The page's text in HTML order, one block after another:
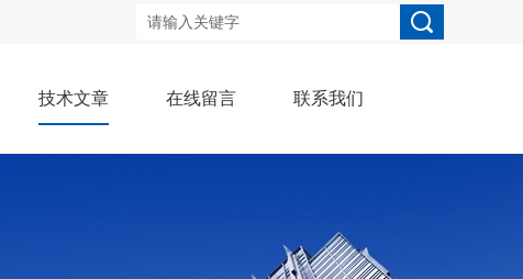
技术文章 在线留言 联系我们